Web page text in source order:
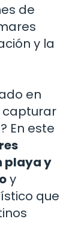
de
y la
en
capturar
En este
playa y
y
que